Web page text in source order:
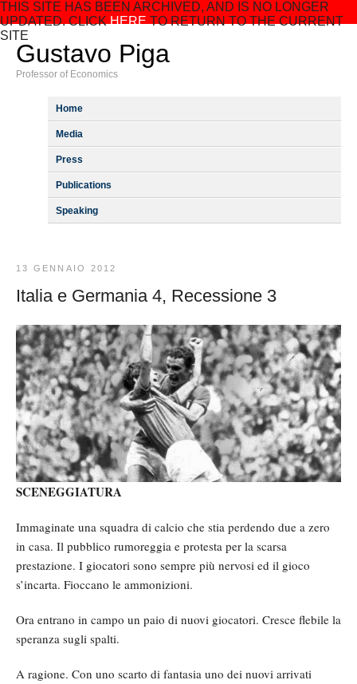
THIS SITE HAS BEEN ARCHIVED, AND IS NO LONGER
UPDATED. CLICKHERETO RETURN TO THE CURRENT
SITE
Gustavo Piga
Professor of Economics
Home
Media
Press
Publications
Speaking
13 GENNAIO 2012
Italia e Germania 4, Recessione 3
SCENEGGIATURA
Immaginate una squadra di calcio che stia perdendo due a zero
in casa. Il pubblico rumoreggia e protesta per la scarsa
prestazione. I giocatori sono sempre più nervosi ed il gioco
s’incarta. Fioccano le ammonizioni.
Ora entrano in campo un paio di nuovi giocatori. Cresce flebile la
speranza sugli spalti.
A ragione. Con uno scarto di fantasia uno dei nuovi arrivati